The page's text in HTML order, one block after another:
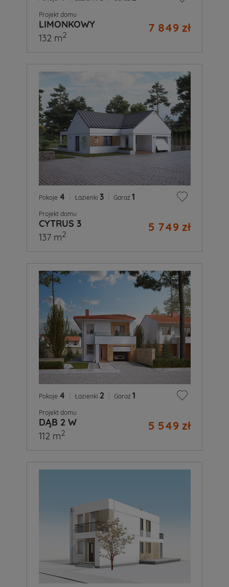
Projekt domu
LIMONKOWY 7 849 zł
132 m2
Pokoje 4 Łazienki 3 Garaż 1
Projekt domu
CYTRUS 3 5 749 zł
137 m2
Pokoje 4 Łazienki 2 Garaż 1
Projekt domu
DĄB 2 W 5 549 zł
112 m2